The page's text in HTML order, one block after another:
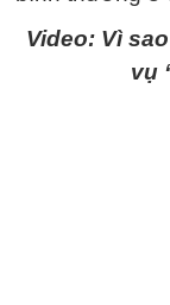
Video: Vì
vụ